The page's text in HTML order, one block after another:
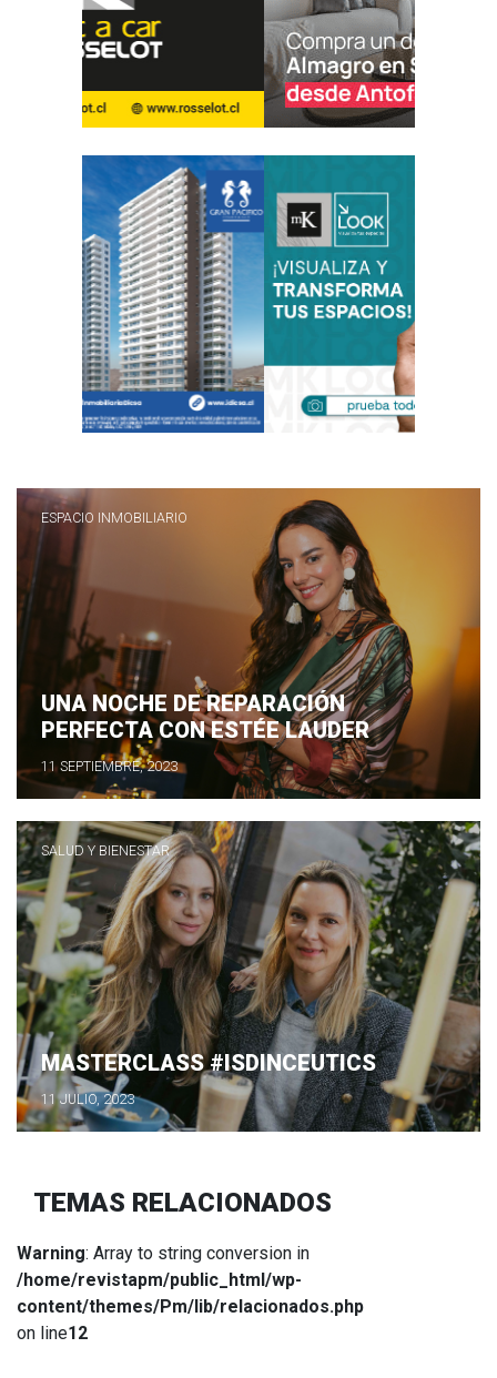
ESPACIO INMOBILIARIO
UNA NOCHE DE REPARACIÓN
PERFECTA CON ESTÉE LAUDER
11 SEPTIEMBRE, 2023
SALUD Y BIENESTAR
MASTERCLASS #ISDINCEUTICS
11 JULIO, 2023
TEMAS RELACIONADOS
Warning: Array to string conversion in
/home/revistapm/public_html/wp-
content/themes/Pm/lib/relacionados.php
on line12